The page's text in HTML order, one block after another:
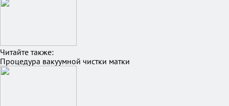
Читайте также:
Процедура вакуумной чистки матки